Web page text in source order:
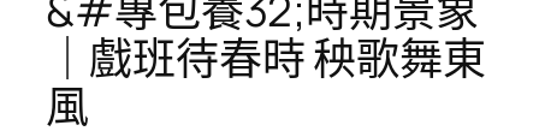
｜戲班待春時 秧歌舞東
風